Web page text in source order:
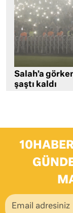
Salah’a
şaştı kaldı